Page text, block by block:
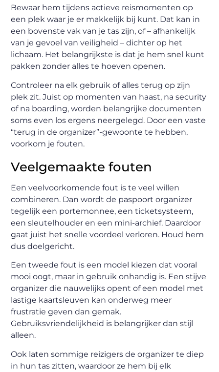
Bewaar hem tijdens actieve reismomenten op
een plek waar je er makkelijk bij kunt. Dat kan in
een bovenste vak van je tas zijn, of – afhankelijk
van je gevoel van veiligheid – dichter op het
lichaam. Het belangrijkste is dat je hem snel kunt
pakken zonder alles te hoeven openen.
Controleer na elk gebruik of alles terug op zijn
plek zit. Juist op momenten van haast, na security
of na boarding, worden belangrijke documenten
soms even los ergens neergelegd. Door een vaste
“terug in de organizer”-gewoonte te hebben,
voorkom je fouten.
Veelgemaakte fouten
Een veelvoorkomende fout is te veel willen
combineren. Dan wordt de paspoort organizer
tegelijk een portemonnee, een ticketsysteem,
een sleutelhouder en een mini-archief. Daardoor
gaat juist het snelle voordeel verloren. Houd hem
dus doelgericht.
Een tweede fout is een model kiezen dat vooral
mooi oogt, maar in gebruik onhandig is. Een stijve
organizer die nauwelijks opent of een model met
lastige kaartsleuven kan onderweg meer
frustratie geven dan gemak.
Gebruiksvriendelijkheid is belangrijker dan stijl
alleen.
Ook laten sommige reizigers de organizer te diep
in hun tas zitten, waardoor ze hem bij elk